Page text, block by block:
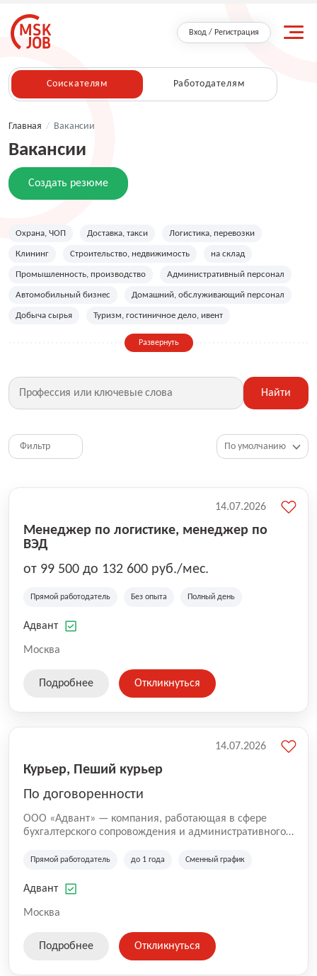
Вход / Регистрация
Соискателям Работодателям
Главная / Вакансии
Вакансии
Создать резюме
Охрана, ЧОП Доставка, такси Логистика, перевозки
Клининг Строительство, недвижимость на склад
Промышленность, производство Административный персонал
Автомобильный бизнес Домашний, обслуживающий персонал
Добыча сырья Туризм, гостиничное дело, ивент
Дизайн, искусство, ивент
Фитнес, красота, спорт Страхование
Медицина, фармацевтика Маркетинг, PR, реклама
HR, управление персоналом
Топ менеджмент, руководители
Развернуть
Найти
Фильтр
Менеджер по логистике, менеджер по
ВЭД
от 99 500 до 132 600 руб./мес.
Прямой работодатель Без опыта Полный день
Адвант
Москва
14.07.2026
Подробнее Откликнуться
Курьер, Пеший курьер
По договоренности
ООО «Адвант» — компания, работающая в сфере
бухгалтерского сопровождения и административного
зарегистрирована в Санкт-Петербурге и
лиц и коммерческих организаций.
Прямой работодатель до 1 года Сменный график
Адвант
Москва
14.07.2026
Подробнее Откликнуться